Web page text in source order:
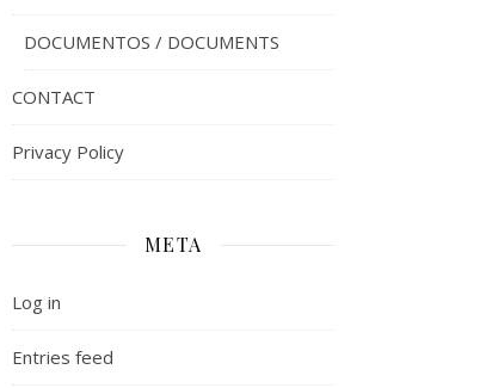
DOCUMENTOS / DOCUMENTS
CONTACT
Privacy Policy
META
Log in
Entries feed